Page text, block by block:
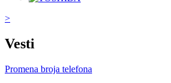
>
Vesti
Promena broja telefona